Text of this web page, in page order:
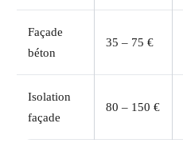
Façade
béton
35 – 75 €
Isolation
façade
80 – 150 €